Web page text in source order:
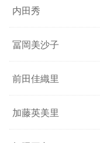
内田秀
冨岡美沙子
前田佳織里
加藤英美里